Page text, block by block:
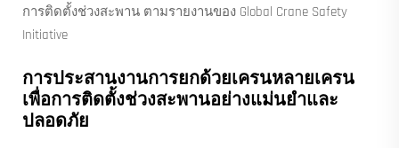
การติดตั้งช่วงสะพาน ตามรายงานของ Global Crane Safety
Initiative
การประสานงานการยกด้วยเครนหลายเครน
เพื่อการติดตั้งช่วงสะพานอย่างแม่นยำและ
ปลอดภัย